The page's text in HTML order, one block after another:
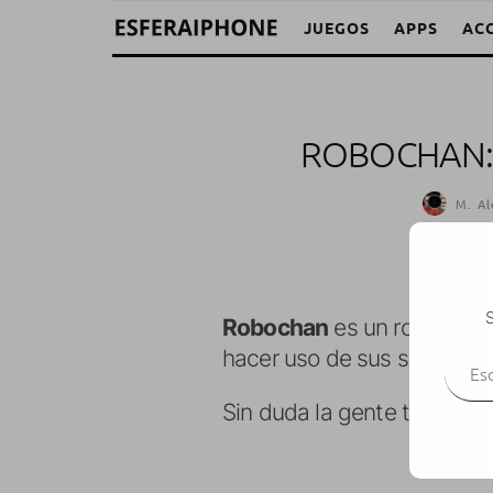
JUEGOS APPS
M.
Robochan es un robot
hacer uso de sus sensores.
Sin duda la gente tiene